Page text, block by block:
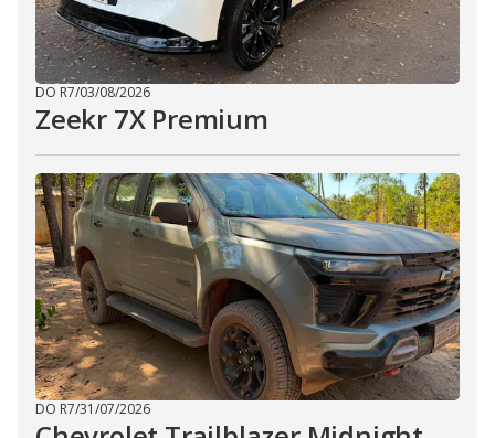
DO R7/03/08/2026
Zeekr 7X Premium
DO R7/31/07/2026